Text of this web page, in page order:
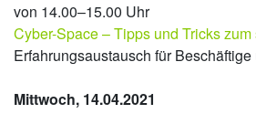
von 14.00–15.00 Uhr
Cyber-Space – Tipps und Tricks
Erfahrungsaustausch für
Mittwoch, 14.04.2021